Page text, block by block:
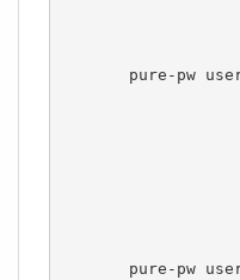
pure-pw
pure-pw